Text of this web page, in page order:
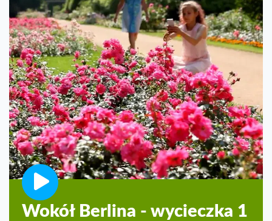
Wokół Berlina - wycieczka 1